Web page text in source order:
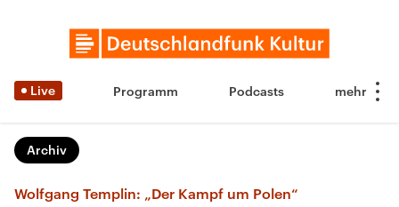
Live Programm Podcasts
Archiv
Wolfgang Templin: „Der Kampf um Polen“